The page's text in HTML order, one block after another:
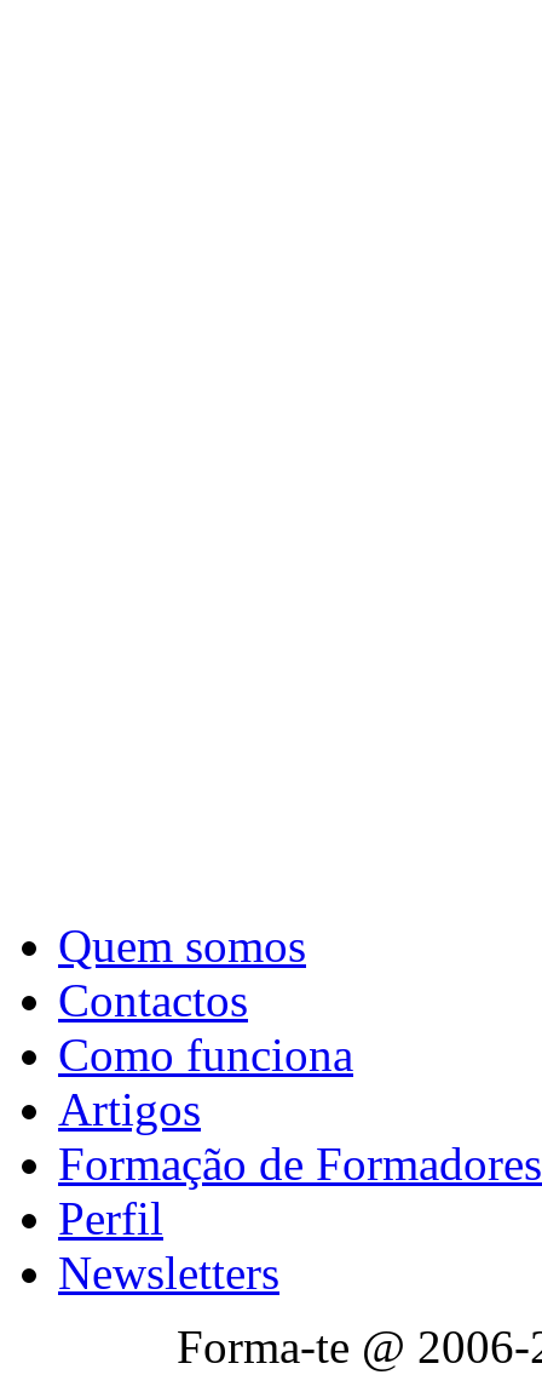
Quem somos
Contactos
Como funciona
Artigos
Formação de Formadores
Perfil
Newsletters
Forma-te @